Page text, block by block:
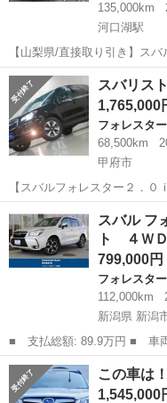
135,000km
河口湖駅
【山梨県/直接取り引き】スバ
ー/4WD/4AT/SG5/EJ20/
き 3月中に名変可能な方は20万で大丈夫です！（4月になったら5万追
金いただきます） 雪道に...
山梨 南都留郡 河口湖
スバルフォレスター
スバリス
1,765,000
フォレスター
68,500km
甲府市
【スバルフォレスター２．０ｉ－Ｌ
https://www.otoron.jp/lists/
す(*'▽')♪♪...
山梨 甲府市
スバル フ
ト ４Ｗ
799,000円
フォレスター
112,000km
新潟県 新潟
■ 支払総額: 89.9万円 ■ 車両本体価格： 799,000 円 ■ メーカー
名： スバル ■ 車種名：
ＸＴ アイサイト ４ＷＤ
ーシート ク...
新潟 新潟市 フォレ
この車は
1,545,000